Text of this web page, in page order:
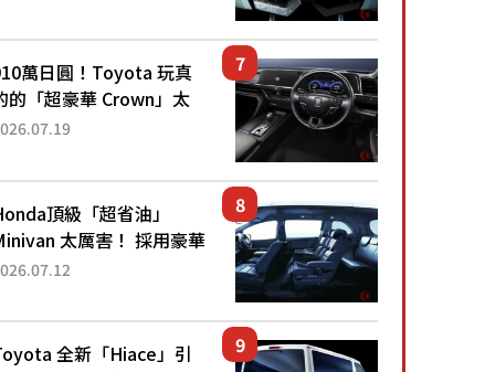
階「Super Sport」車款
同的...
萬日圓！Toyota 玩真
的「超豪華 Crown」太
害了！採用由「匠人技
動化「底盤設定」！還配
專屬豪華...頂級「超省油」
太厲害！ 採用豪華
真皮座椅」與專屬「黑色
里，兼具優異節能表現與
適「三...全新「Hiace」引